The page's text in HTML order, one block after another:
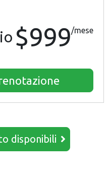
$999/mese
disponibili